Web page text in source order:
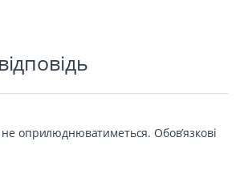
оприлюднюватиметься. Обов’язкові